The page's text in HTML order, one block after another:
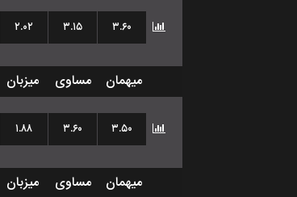
۲.۰۲ ۳.۱۵ ۳.۶۰
میزبان مساوی میهمان
۱.۸۸ ۳.۶۰ ۳.۵۰
میزبان مساوی میهمان